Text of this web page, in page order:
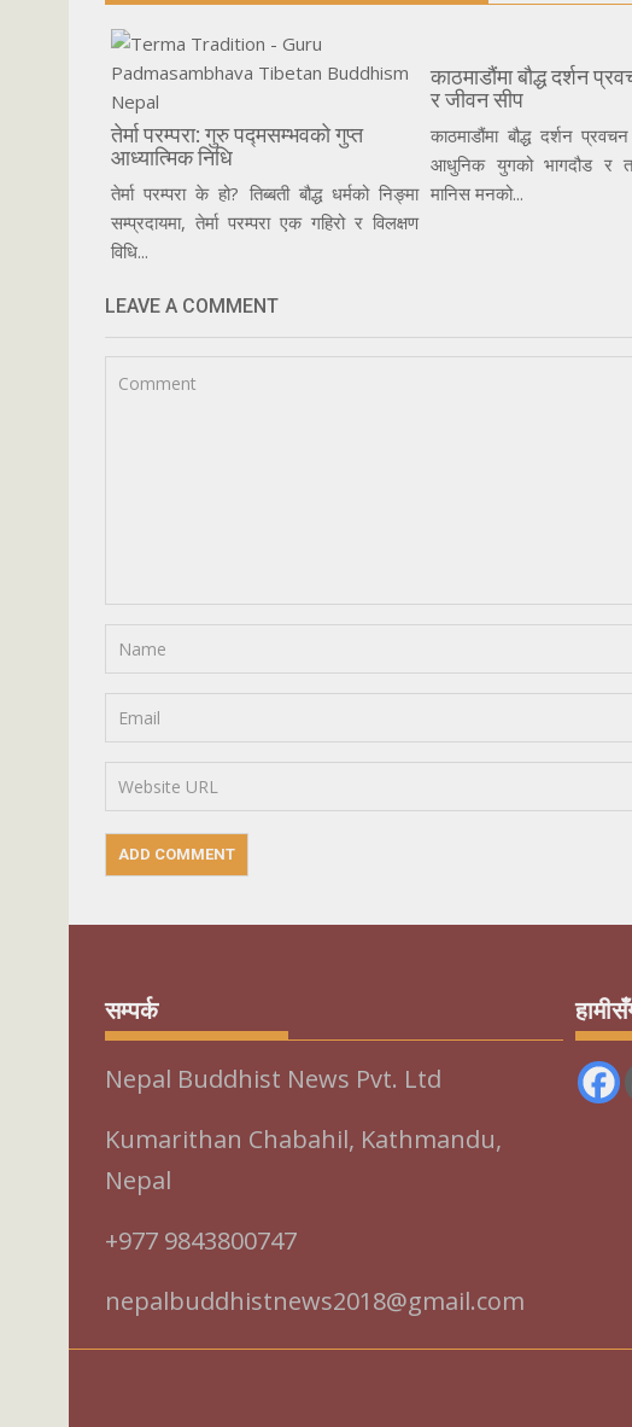
तेर्मा परम्परा: गुरु पद्मसम्भवको गुप्त
आध्यात्मिक निधि
तेर्मा परम्परा के हो? तिब्बती बौद्ध धर्मको निङ्मा
सम्प्रदायमा, तेर्मा परम्परा एक गहिरो र विलक्षण
विधि...
काठमाडौंमा बौद्ध दर्शन
र जीवन सीप
काठमाडौंमा बौद्ध दर्शन
आधुनिक युगको भागदौड र
मानिस मनको...
LEAVE A COMMENT
सम्पर्क
Nepal Buddhist News Pvt. Ltd
Kumarithan Chabahil, Kathmandu,
Nepal
+977 9843800747
nepalbuddhistnews2018@gmail.com